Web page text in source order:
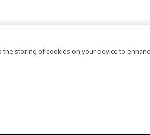
the storing of cookies on your device to